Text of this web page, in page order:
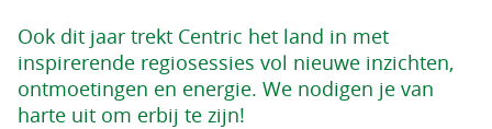
Ook dit jaar trekt Centric het land in met
inspirerende regiosessies vol nieuwe inzichten,
ontmoetingen en energie. We nodigen je van
harte uit om erbij te zijn!